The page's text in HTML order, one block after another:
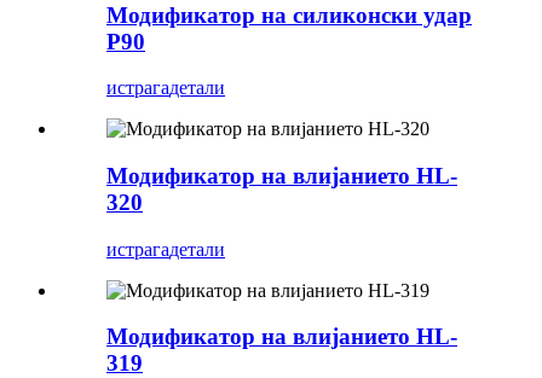
Модификатор на силиконски удар
P90
истрагадетали
Модификатор на влијанието HL-
320
истрагадетали
Модификатор на влијанието HL-
319